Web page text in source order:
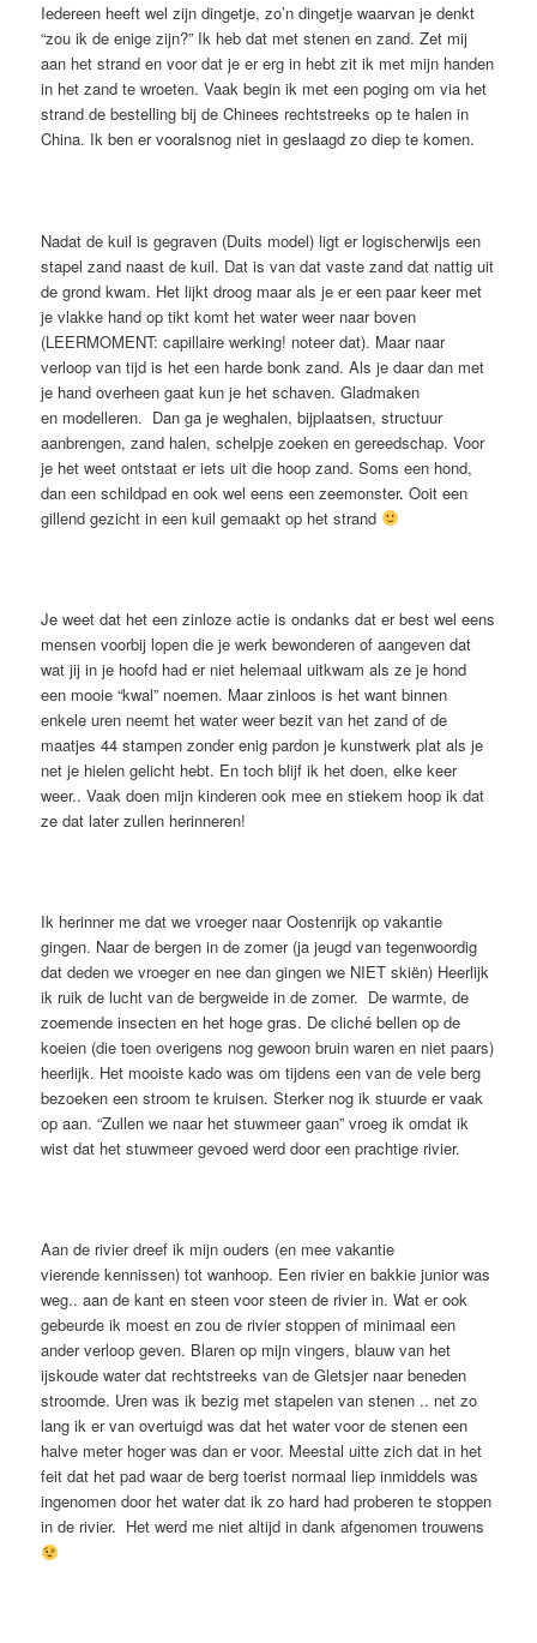
Iedereen heeft wel zijn dingetje, zo’n dingetje waarvan je denkt
“zou ik de enige zijn?” Ik heb dat met stenen en zand. Zet mij
aan het strand en voor dat je er erg in hebt zit ik met mijn handen
in het zand te wroeten. Vaak begin ik met een poging om via het
strand de bestelling bij de Chinees rechtstreeks op te halen in
China. Ik ben er vooralsnog niet in geslaagd zo diep te komen.
Nadat de kuil is gegraven (Duits model) ligt er logischerwijs een
stapel zand naast de kuil. Dat is van dat vaste zand dat nattig uit
de grond kwam. Het lijkt droog maar als je er een paar keer met
je vlakke hand op tikt komt het water weer naar boven
(LEERMOMENT: capillaire werking! noteer dat). Maar naar
verloop van tijd is het een harde bonk zand. Als je daar dan met
je hand overheen gaat kun je het schaven. Gladmaken
en modelleren. Dan ga je weghalen, bijplaatsen, structuur
aanbrengen, zand halen, schelpje zoeken en gereedschap. Voor
je het weet ontstaat er iets uit die hoop zand. Soms een hond,
dan een schildpad en ook wel eens een zeemonster. Ooit een
gillend gezicht in een kuil gemaakt op het strand
Je weet dat het een zinloze actie is ondanks dat er best wel eens
mensen voorbij lopen die je werk bewonderen of aangeven dat
wat jij in je hoofd had er niet helemaal uitkwam als ze je hond
een mooie “kwal” noemen. Maar zinloos is het want binnen
enkele uren neemt het water weer bezit van het zand of de
maatjes 44 stampen zonder enig pardon je kunstwerk plat als je
net je hielen gelicht hebt. En toch blijf ik het doen, elke keer
weer.. Vaak doen mijn kinderen ook mee en stiekem hoop ik dat
ze dat later zullen herinneren!
Ik herinner me dat we vroeger naar Oostenrijk op vakantie
gingen. Naar de bergen in de zomer (ja jeugd van tegenwoordig
dat deden we vroeger en nee dan gingen we NIET skiën) Heerlijk
ik ruik de lucht van de bergweide in de zomer. De warmte, de
zoemende insecten en het hoge gras. De cliché bellen op de
koeien (die toen overigens nog gewoon bruin waren en niet paars)
heerlijk. Het mooiste kado was om tijdens een van de vele berg
bezoeken een stroom te kruisen. Sterker nog ik stuurde er vaak
op aan. “Zullen we naar het stuwmeer gaan” vroeg ik omdat ik
wist dat het stuwmeer gevoed werd door een prachtige rivier.
Aan de rivier dreef ik mijn ouders (en mee vakantie
vierende kennissen) tot wanhoop. Een rivier en bakkie junior was
weg.. aan de kant en steen voor steen de rivier in. Wat er ook
gebeurde ik moest en zou de rivier stoppen of minimaal een
ander verloop geven. Blaren op mijn vingers, blauw van het
ijskoude water dat rechtstreeks van de Gletsjer naar beneden
stroomde. Uren was ik bezig met stapelen van stenen .. net zo
lang ik er van overtuigd was dat het water voor de stenen een
halve meter hoger was dan er voor. Meestal uitte zich dat in het
feit dat het pad waar de berg toerist normaal liep inmiddels was
ingenomen door het water dat ik zo hard had proberen te stoppen
in de rivier. Het werd me niet altijd in dank afgenomen trouwens